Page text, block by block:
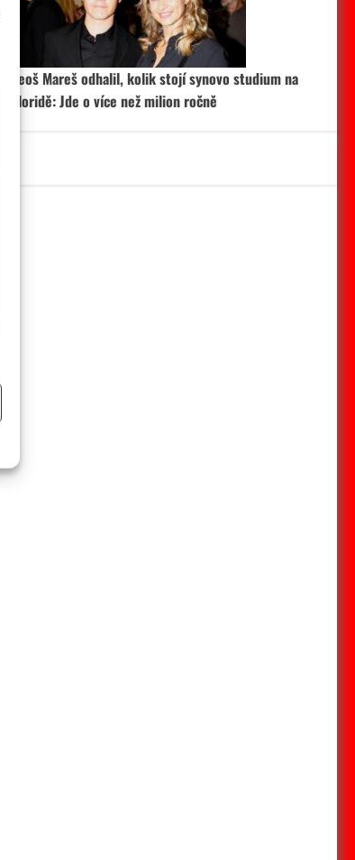
Leoš Mareš odhalil, kolik stojí synovo studium na
Floridě: Jde o více než milion ročně